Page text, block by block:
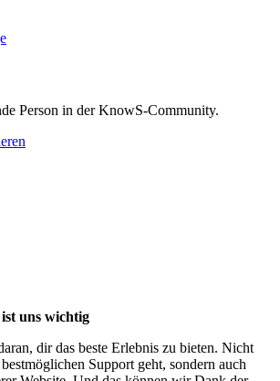
Person in der KnowS-Community.
uns wichtig
dir das beste Erlebnis zu bieten. Nicht
Support geht, sondern auch